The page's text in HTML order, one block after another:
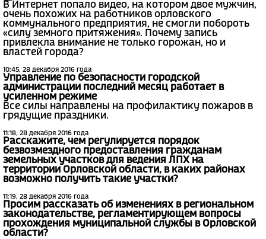
В Интернет попало видео, на котором двое мужчин,
очень похожих на работников орловского
коммунального предприятия, не смогли побороть
«силу земного притяжения». Почему запись
привлекла внимание не только горожан, но и
властей города?
10:45, 28 декабря 2016 года
Управление по безопасности городской
администрации последний месяц работает в
усиленном режиме
Все силы направлены на профилактику пожаров в
грядущие праздники.
11:18, 28 декабря 2016 года
Расскажите, чем регулируется порядок
безвозмездного предоставления гражданам
земельных участков для ведения ЛПХ на
территории Орловской области, в каких районах
возможно получить такие участки?
11:19, 28 декабря 2016 года
Просим рассказать об изменениях в региональном
законодательстве, регламентирующем вопросы
прохождения муниципальной службы в Орловской
области?